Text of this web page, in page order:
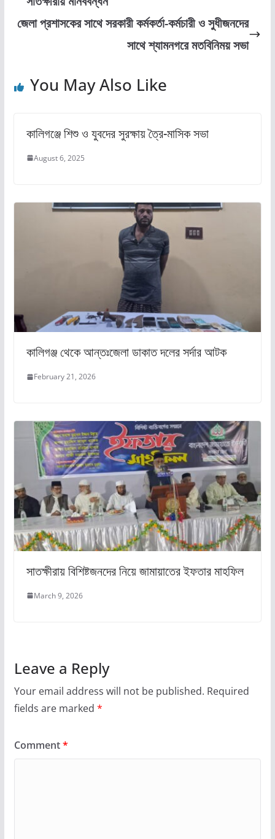
o
o
o
n
জেলা প্রশাসকের সাথে সরকারী কর্মকর্তা-কর্মচারী ও সুধীজনদের
সাথে শ্যামনগরে মতবিনিময় সভা
You May Also Like
কালিগঞ্জে শিশু ও যুবদের সুরক্ষায় ত্রৈ-মাসিক সভা
August 6, 2025
কালিগঞ্জ থেকে আন্তঃজেলা ডাকাত দলের সর্দার আটক
February 21, 2026
সাতক্ষীরায় বিশিষ্টজনদের নিয়ে জামায়াতের ইফতার মাহফিল
March 9, 2026
Leave a Reply
Your email address will not be published. Required
fields are marked *
Comment*